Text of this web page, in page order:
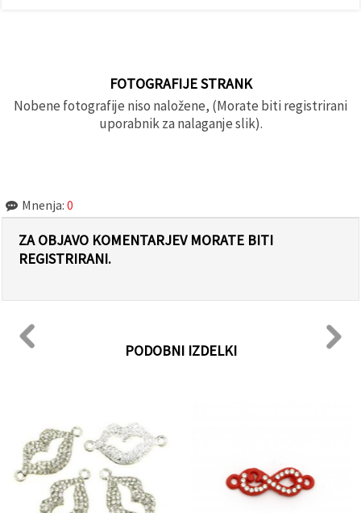
FOTOGRAFIJE STRANK
Nobene fotografije niso naložene, (Morate biti registrirani
uporabnik za nalaganje slik).
Mnenja: 0
ZA OBJAVO KOMENTARJEV MORATE BITI
REGISTRIRANI.
PODOBNI IZDELKI